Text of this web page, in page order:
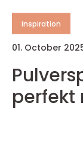
inspiration
01. October
perfekt